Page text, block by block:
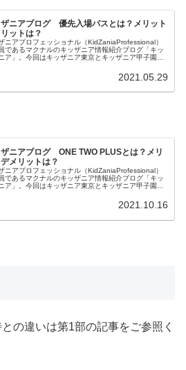
ザニアブログ 優先入場パスとは？メリット
ットは？
ニアプロフェッショナル（KidZaniaProfessional）
であるマクナルのキッザニア情報紹介ブログ「キッ
ア」。今回はキッザニア東京とキッザニア甲子園の
について内容とメリットデメリットを私見を含めてご
ます。
2021.05.29
ザニアブログ ONE TWO PLUSとは？メリ
メリットは？
ニアプロフェッショナル（KidZaniaProfessional）
であるマクナルのキッザニア情報紹介ブログ「キッ
ア」。今回はキッザニア東京とキッザニア甲子園の
リットデメリットを私見を含めてご紹介します。
2021.10.16
の違いは第1部の記事をご参照く